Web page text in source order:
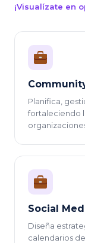
¡Visualízate en
Planifica,
fortaleciendo
Social
Diseña
calendarios